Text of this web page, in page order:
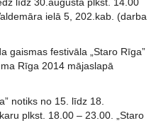
ielā 5, 202.kab. (darba
gaismas festivāla „Staro Rīga”
Rīga 2014 mājaslapā
notiks no 15. līdz 18.
plkst. 18.00 – 23.00. „Staro